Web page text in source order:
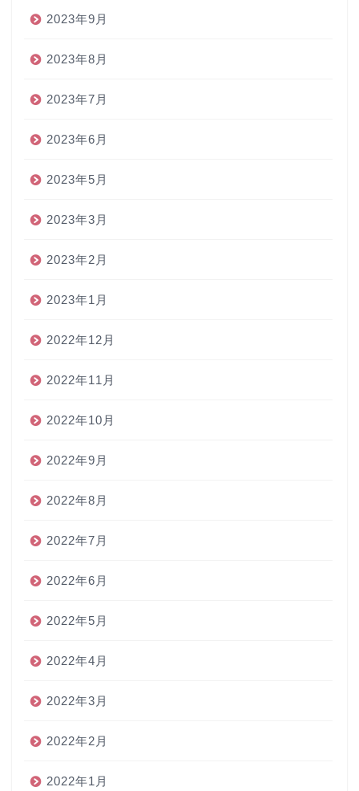
2023年9月
2023年8月
2023年7月
2023年6月
2023年5月
2023年3月
2023年2月
2023年1月
2022年12月
2022年11月
2022年10月
2022年9月
2022年8月
2022年7月
2022年6月
2022年5月
2022年4月
2022年3月
2022年2月
2022年1月